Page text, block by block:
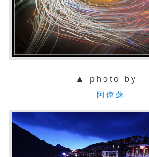
▲ photo by
阿偉蘇